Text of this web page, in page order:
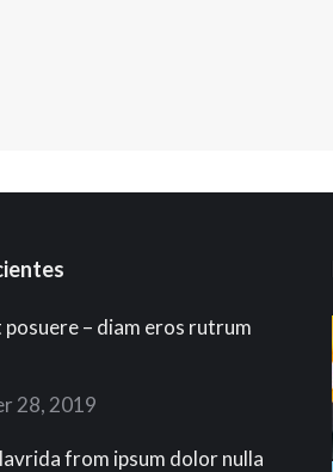
– diam eros rutrum
28, 2019
from ipsum dolor nulla